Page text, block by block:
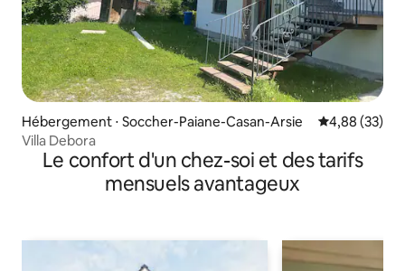
Hébergement ⋅ Soccher-Paiane-Casan-Arsie Évaluation
4,88 (33)
Villa Debora
Le confort d'un chez-soi et des tarifs
mensuels avantageux